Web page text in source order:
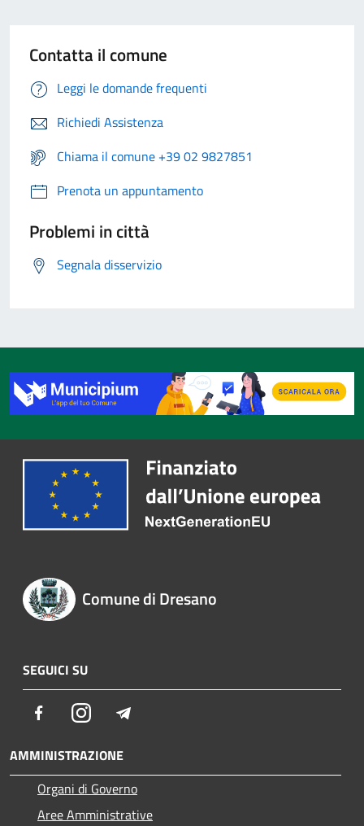
Contatta il comune
Leggi le domande frequenti
Richiedi Assistenza
Chiama il comune +39 02 9827851
Prenota un appuntamento
Problemi in città
Segnala disservizio
Comune di Dresano
SEGUICI SU
FacebookInstagram
AMMINISTRAZIONE
Organi di Governo
Aree Amministrative